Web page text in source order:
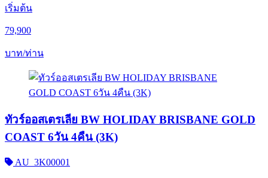
เริ่มต้น
79,900
บาท/ท่าน
ทัวร์ออสเตรเลีย BW HOLIDAY BRISBANE GOLD
COAST 6วัน 4คืน (3K)
AU_3K00001